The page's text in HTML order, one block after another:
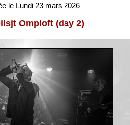
le Lundi 23 mars 2026
Omploft (day 2)